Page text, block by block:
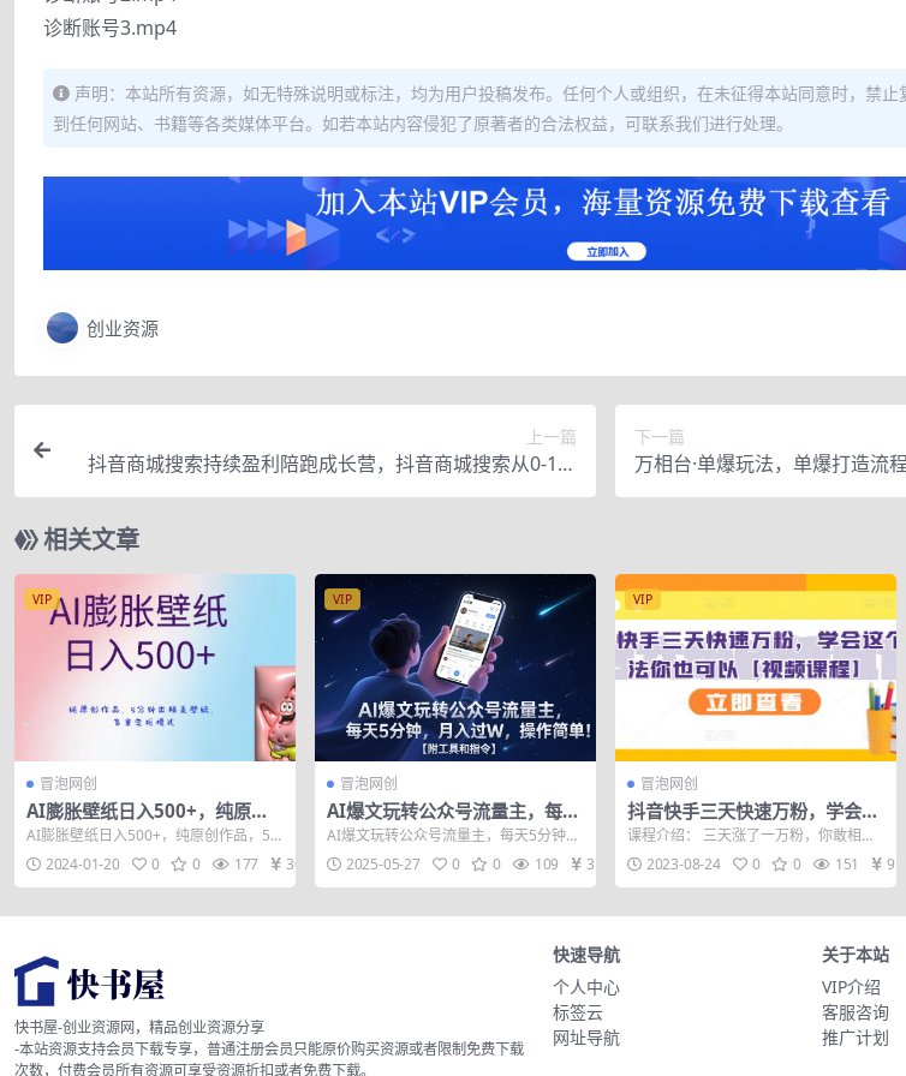
诊断账号3.mp4
声明：本站所有资源，如无特殊说明或标注，均为用户投稿发布。任何个人或组织，在未征得本站同意时，禁
到任何网站、书籍等各类媒体平台。如若本站内容侵犯了原著者的合法权益，可联系我们进行处理。
创业资源
上一篇
抖音商城搜索持续盈利陪跑成长营，抖音商城搜索从0-1、
从1到10的全面解决方案
下一篇
万相台·单爆玩法，单爆打造流
量+単品巨量引爆
相关文章
VIP
冒泡网创
AI膨胀壁纸日入500+，纯原创
作品，5分钟出精美壁纸，多重
变现模式【揭秘】
AI膨胀壁纸日入500+，纯原创作品，5
分钟出精美壁纸，多重变现模式【揭
秘】 今...
2024-01-20 0 0 177 30
VIP
冒泡网创
AI爆文玩转公众号流量主，每天
5分钟，月入过W，操作简单！
【附工具和指令】
AI爆文玩转公众号流量主，每天5分钟，
月入过W，操作简单！【附工具和指
令】 课程...
2025-05-27 0 0 109 31
VIP
冒泡网创
抖音快手三天快速万粉，学会这
个方法你也可以【视频课程】
课程介绍： 三天涨了一万粉，你敢相信
吗？ 很多人都在怀疑，现在进入短视频
还有机会...
2023-08-24 0 0 151 9.9
快书屋-创业资源网，精品创业资源分享
-本站资源支持会员下载专享，普通注册会员只能原价购买资源或者限制免费下载
次数，付费会员所有资源可享受资源折扣或者免费下载。
快速导航
个人中心
标签云
网址导航
关于本站
VIP介绍
客服咨询
推广计划